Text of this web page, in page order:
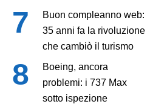
Buon compleanno web:
35 anni fa la rivoluzione
che cambiò il turismo
Boeing, ancora
problemi: i 737 Max
sotto ispezione